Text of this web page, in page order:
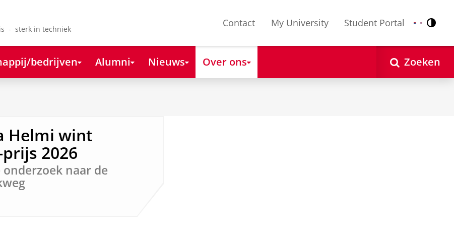
- sterk in techniek
Contact My University Student Portal Nederlands
English
bedrijven Alumni Nieuws Over ons Zoeken
Helmi wint
2026
naar de